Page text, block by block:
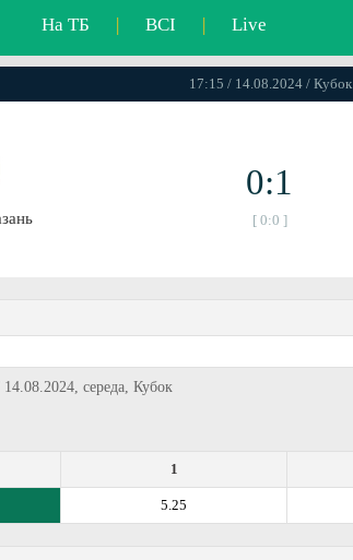
На ТБ | ВСІ | Live
17:15 / 14.08.2024 / Кубок
0:1
[ 0:0 ]
середа, Кубок
1
5.25